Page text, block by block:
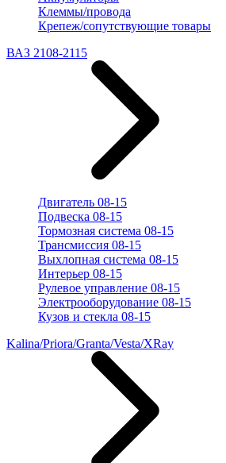
Клеммы/провода
Крепеж/сопутствующие товары
ВАЗ 2108-2115
Двигатель 08-15
Подвеска 08-15
Тормозная система 08-15
Трансмиссия 08-15
Выхлопная система 08-15
Интерьер 08-15
Рулевое управление 08-15
Электрооборудование 08-15
Кузов и стекла 08-15
Kalina/Priora/Granta/Vesta/XRay